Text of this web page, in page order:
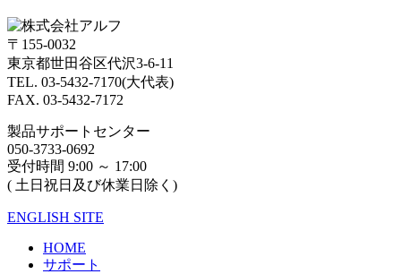
〒155-0032
東京都世田谷区代沢3-6-11
TEL. 03-5432-7170(大代表)
FAX. 03-5432-7172
製品サポートセンター
050-3733-0692
受付時間 9:00 ～ 17:00
( 土日祝日及び休業日除く)
ENGLISH SITE
HOME
サポート